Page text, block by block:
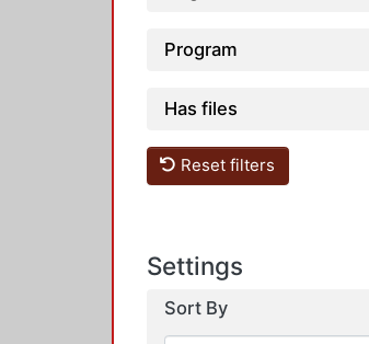
Program
Has files
Reset filters
Settings
Sort By